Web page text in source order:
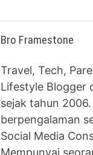
Bro Framestone
Travel, Tech,
Lifestyle Blogger
sejak tahun
berpengalaman
Social Media
Mempunyai